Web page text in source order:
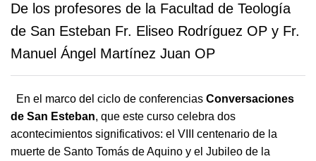
De los profesores de la Facultad de Teología
de San Esteban Fr. Eliseo Rodríguez OP y Fr.
Manuel Ángel Martínez Juan OP
En el marco del ciclo de conferencias Conversaciones
de San Esteban, que este curso celebra dos
acontecimientos significativos: el VIII centenario de la
muerte de Santo Tomás de Aquino y el Jubileo de la